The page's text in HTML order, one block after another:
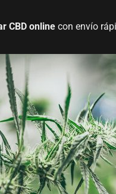
CBD online con envío